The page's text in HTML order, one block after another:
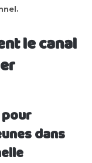
le canal
pour
dans